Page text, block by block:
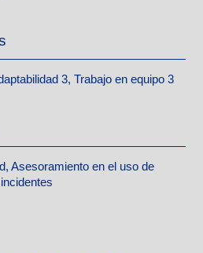
3, Trabajo en equipo 3
Asesoramiento en el uso de